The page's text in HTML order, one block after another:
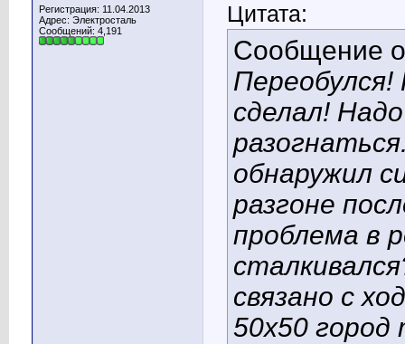
Регистрация: 11.04.2013
Адрес: Электросталь
Сообщений: 4,191
Цитата:
Сообщение
сделал!
обнаружил
разгоне
проблема в
связано с
50х50 город